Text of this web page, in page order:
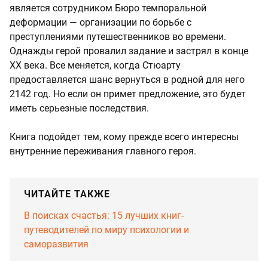
является сотрудником Бюро темпоральной
деформации — организации по борьбе с
преступлениями путешественников во времени.
Однажды герой провалил задание и застрял в конце
XX века. Все меняется, когда Стюарту
предоставляется шанс вернуться в родной для него
2142 год. Но если он примет предложение, это будет
иметь серьезные последствия.
Книга подойдет тем, кому прежде всего интересны
внутренние переживания главного героя.
ЧИТАЙТЕ ТАКЖЕ
В поисках счастья: 15 лучших книг-
путеводителей по миру психологии и
саморазвития